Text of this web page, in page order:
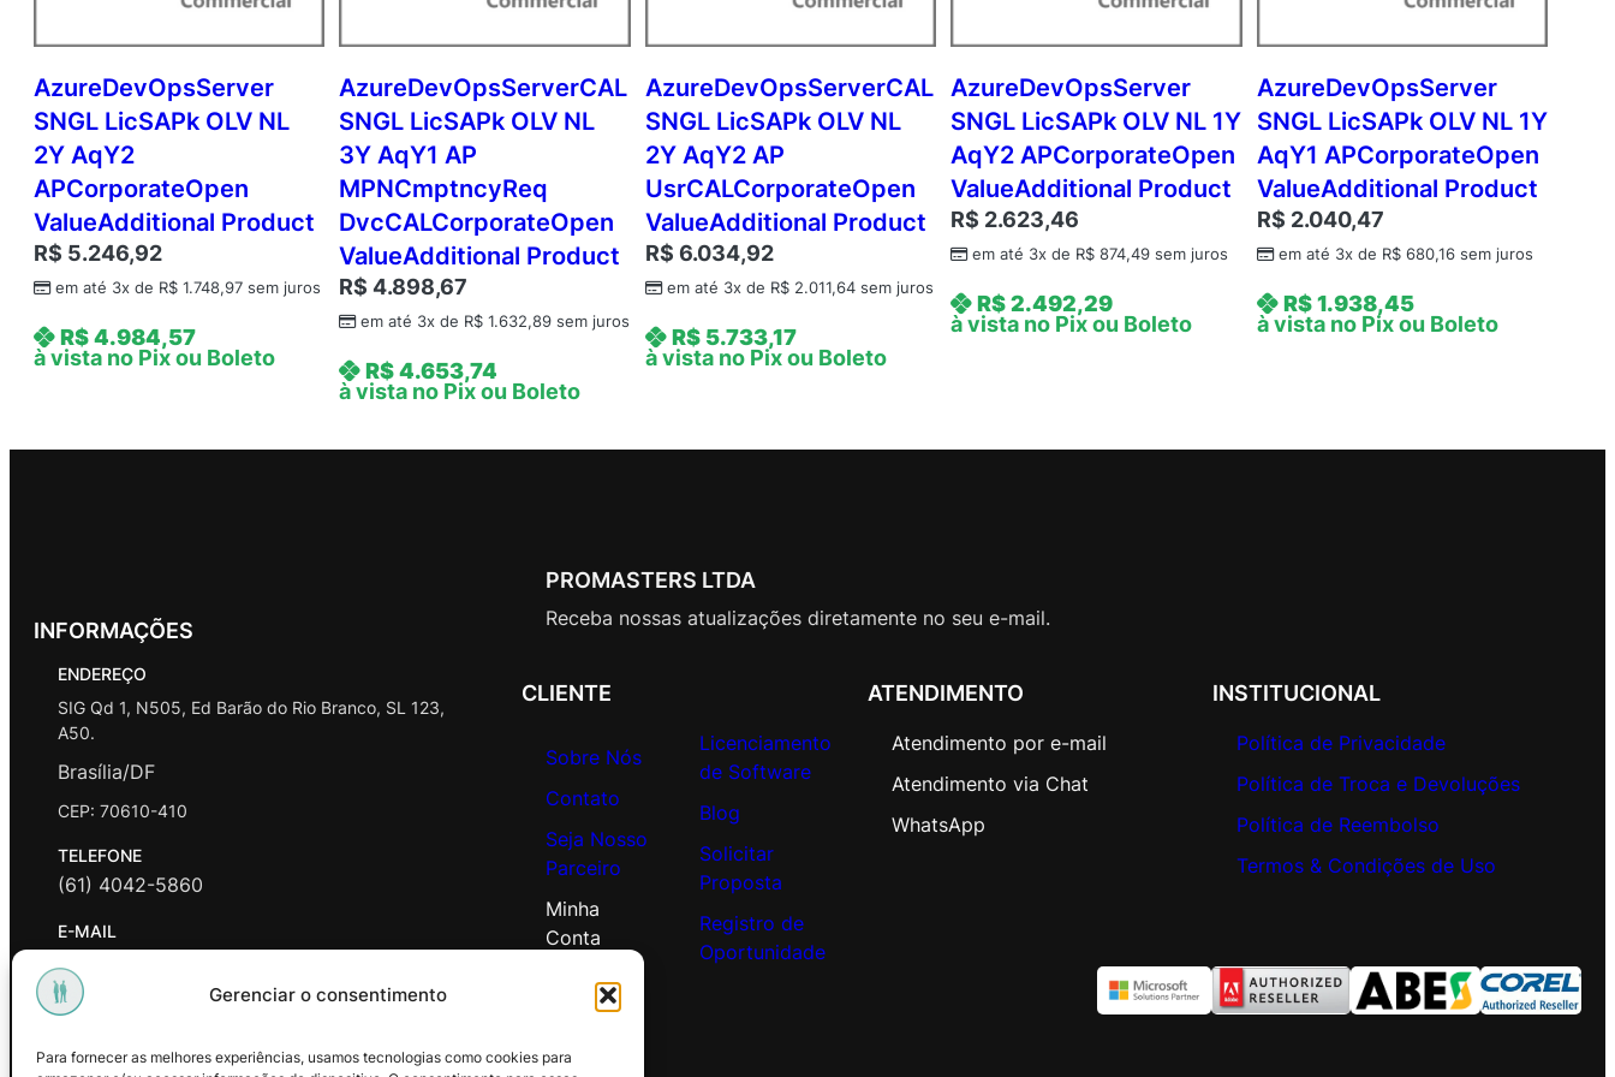
Gerenciar o consentimento
Para fornecer as melhores experiências, usamos tecnologias como cookies para
L
V
N
L
1
Y
A
q
Y
A
P
C
r
AzureDevOpsServer
SNGL LicSAPk OLV NL
2Y AqY2
APCorporateOpen
ValueAdditional Product
R$ 5.246,92
em até 3x de R$ 1.748,97 sem juros
R$4.984,57
à vista no Pix ou Boleto
AzureDevOpsServerCAL
SNGL LicSAPk OLV NL
3Y AqY1 AP
MPNCmptncyReq
DvcCALCorporateOpen
ValueAdditional Product
R$ 4.898,67
em até 3x de R$ 1.632,89 sem juros
R$4.653,74
à vista no Pix ou Boleto
AzureDevOpsServerCAL
SNGL LicSAPk OLV NL
2Y AqY2 AP
UsrCALCorporateOpen
ValueAdditional Product
R$ 6.034,92
em até 3x de R$2.011,64sem juros
R$5.733,17
à vista no Pix ou Boleto
AzureDevOpsServer
SNGL LicSAPk OLV NL 1Y
AqY2 APCorporateOpen
ValueAdditional Product
R$ 2.623,46
em até 3x de R$ 874,49 sem juros
R$2.492,29
à vista no Pix ou Boleto
AzureDevOpsServer
SNGL LicSAPk OLV NL 1Y
AqY1 APCorporateOpen
ValueAdditional Product
R$ 2.040,47
em até 3x de R$680,16sem juros
R$1.938,45
à vista no Pix ou Boleto
INFORMAÇÕES
ENDEREÇO
SIG Qd 1, N505, Ed Barão do Rio Branco, SL 123,
A50.
Brasília/DF
CEP: 70610-410
TELEFONE
(61) 4042-5860
E-MAIL
contato@promasters.net.br
HORÁRIO DE ATENDIMENTO
PROMASTERS LTDA
Receba nossas atualizações diretamente no seu e-mail.
CLIENTE
Sobre Nós
Contato
Seja Nosso
Parceiro
Minha
Conta
Licenciamento
de Software
Blog
Solicitar
Proposta
Registro de
Oportunidade
ATENDIMENTO
Atendimento por e-mail
Atendimento via Chat
WhatsApp
INSTITUCIONAL
Política de Privacidade
Política de Troca e Devoluções
Política de Reembolso
Termos & Condições de Uso